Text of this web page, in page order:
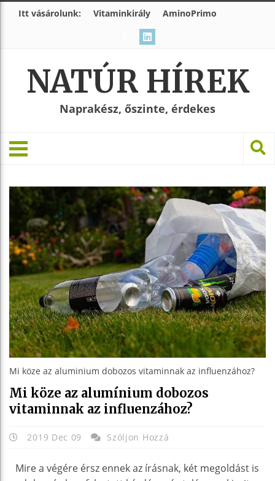
Itt vásárolunk: Vitaminkirály AminoPrimo
NATÚR HÍREK
Naprakész, őszinte, érdekes
Mi köze az aluminium dobozos vitaminnak az influenzához?
Mi köze az alumínium dobozos
vitaminnak az influenzához?
2019 Dec 09 Szóljon Hozzá
Mire a végére érsz ennek az írásnak, két megoldást is